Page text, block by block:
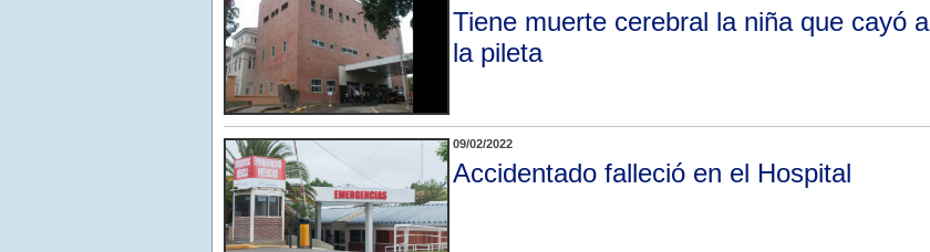
Tiene muerte cerebral la niña que cayó a
la pileta
09/02/2022
Accidentado falleció en el Hospital